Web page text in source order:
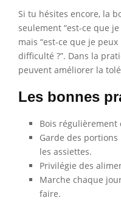
Si tu hésites encore, la
seulement “est-ce que
mais “est-ce que je
difficulté ?”. Dans la
peuvent améliorer la
Les bonnes
Bois régulièrement
Garde des
les assiettes.
Privilégie des
Marche chaque
faire.